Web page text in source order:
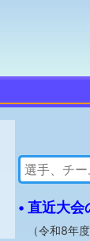
• 直近大
（令和8年